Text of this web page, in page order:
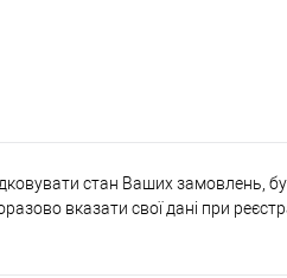
стан Ваших замовлень,
вказати свої дані при